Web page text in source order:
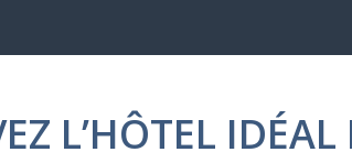
L’HÔTEL